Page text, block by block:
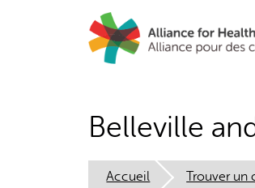
Belleville
Accueil Trouver un